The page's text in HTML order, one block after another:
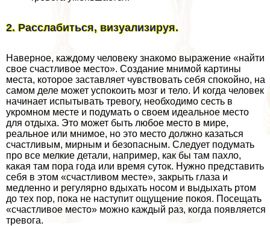
2. Расслабиться, визуализируя.
Наверное, каждому человеку знакомо выражение «найти
свое счастливое место». Создание мнимой картины
места, которое заставляет чувствовать себя спокойно, на
самом деле может успокоить мозг и тело. И когда человек
начинает испытывать тревогу, необходимо сесть в
укромном месте и подумать о своем идеальное место
для отдыха. Это может быть любое место в мире,
реальное или мнимое, но это место должно казаться
счастливым, мирным и безопасным. Следует подумать
про все мелкие детали, например, как бы там пахло,
какая там пора года или время суток. Нужно представить
себя в этом «счастливом месте», закрыть глаза и
медленно и регулярно вдыхать носом и выдыхать ртом
до тех пор, пока не наступит ощущение покоя. Посещать
«счастливое место» можно каждый раз, когда появляется
тревога.